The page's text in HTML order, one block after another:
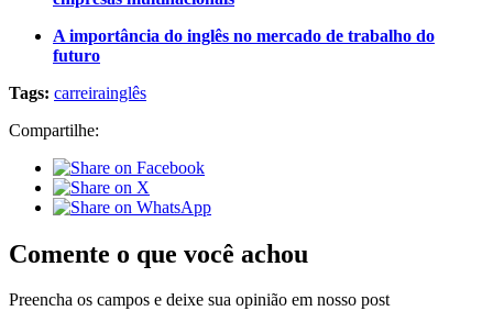
A importância do inglês no mercado de trabalho do
futuro
Tags: carreirainglês
Compartilhe:
Comente o que você achou
Preencha os campos e deixe sua opinião em nosso post